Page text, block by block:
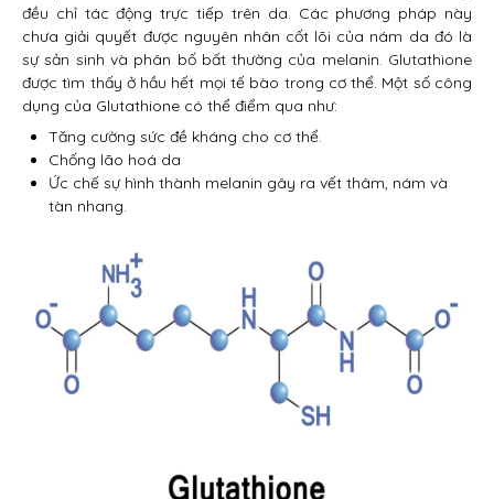
đều chỉ tác động trực tiếp trên da. Các phương pháp này
chưa giải quyết được nguyên nhân cốt lõi của nám da đó là
sự sản sinh và phân bố bất thường của melanin. Glutathione
được tìm thấy ở hầu hết mọi tế bào trong cơ thể. Một số công
dụng của Glutathione có thể điểm qua như:
Tăng cường sức đề kháng cho cơ thể.
Chống lão hoá da
Ức chế sự hình thành melanin gây ra vết thâm, nám và
tàn nhang.